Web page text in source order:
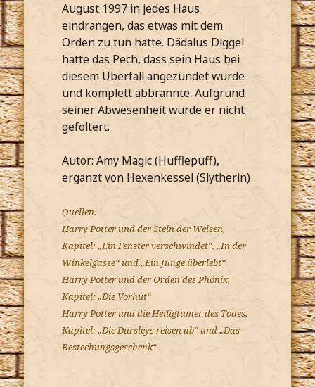
August 1997 in jedes Haus
eindrangen, das etwas mit dem
Orden zu tun hatte. Dädalus Diggel
hatte das Pech, dass sein Haus bei
diesem Überfall angezündet wurde
und komplett abbrannte. Aufgrund
seiner Abwesenheit wurde er nicht
gefoltert.
Autor: Amy Magic (Hufflepuff),
ergänzt von Hexenkessel (Slytherin)
Quellen:
Harry Potter und der Stein der Weisen,
Kapitel: „Ein Fenster verschwindet“, „In der
Winkelgasse“ und „Ein Junge überlebt“
Harry Potter und der Orden des Phönix,
Kapitel: „Die Vorhut“
Harry Potter und die Heiligtümer des Todes,
Kapitel: „Die Dursleys reisen ab“ und „Das
Bestechungsgeschenk“